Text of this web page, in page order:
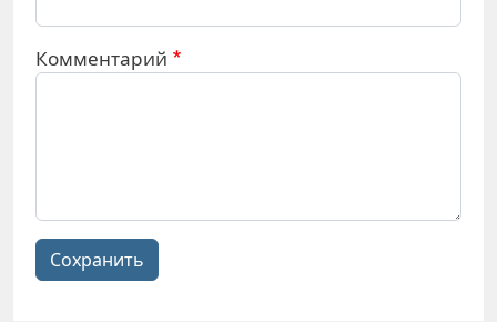
Комментарий
Сохранить